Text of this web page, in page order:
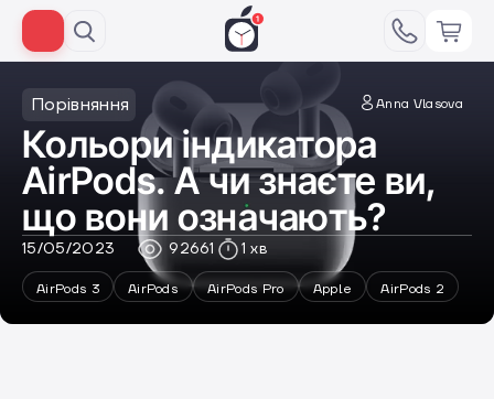
Порівняння Anna Vlasova
Кольори індикатора
AirPods. А чи знаєте ви,
що вони означають?
15/05/2023 92661 1 хв
AirPods 3 AirPods AirPods Pro Apple AirPods 2